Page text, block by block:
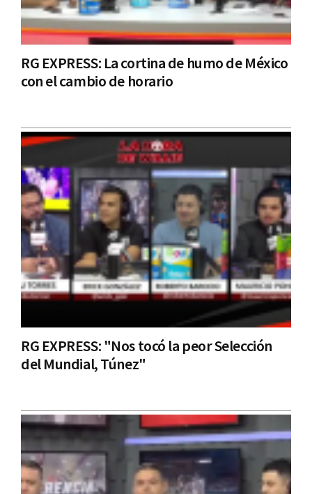
RG EXPRESS: La cortina de humo de México
con el cambio de horario
RG EXPRESS: "Nos tocó la peor Selección
del Mundial, Túnez"